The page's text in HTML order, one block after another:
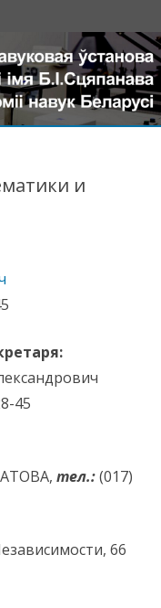
и
45
тел.:(017)
66